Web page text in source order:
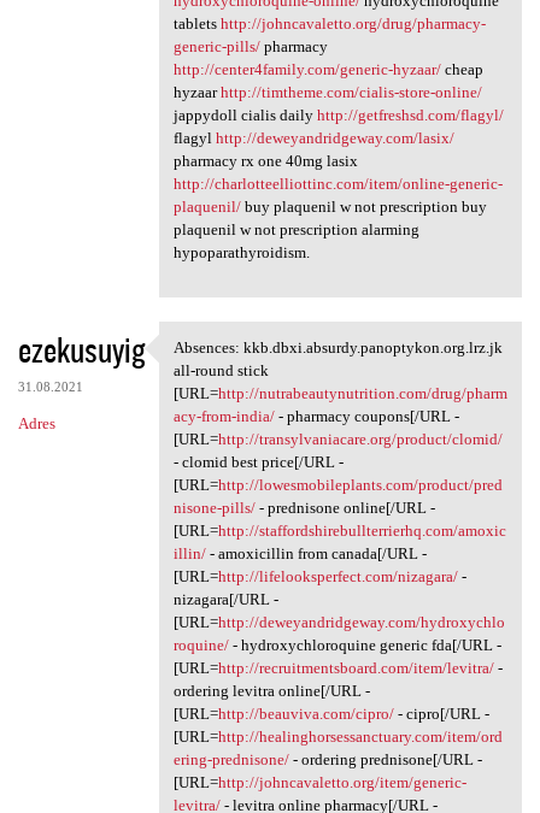
tablets http://johncavaletto.org/drug/pharmacy-
generic-pills/pharmacy
http://center4family.com/generic-hyzaar/cheap
hyzaarhttp://timtheme.com/cialis-store-online/
jappydoll cialis daily http://getfreshsd.com/flagyl/
flagyl http://deweyandridgeway.com/lasix/
pharmacy rx one 40mg lasix
http://charlotteelliottinc.com/item/online-generic-
plaquenil/buy plaquenil w not prescription buy
plaquenil w not prescription alarming
hypoparathyroidism.
ezekusuyig
31.08.2021
Adres
Absences: kkb.dbxi.absurdy
Absences: kkb.dbxi.absurdy.panoptykon.org.lrz.jk
all-round stick
[URL=http://nutrabeautynutrition.com/drug/pharm
acy-from-india/- pharmacy coupons[/URL -
[URL=http://transylvaniacare.org/product/clomid/
- clomid best price[/URL -
[URL=http://lowesmobileplants.com/product/pred
nisone-pills/- prednisone online[/URL -
[URL=http://staffordshirebullterrierhq.com/amoxic
illin/- amoxicillin from canada[/URL -
[URL=http://lifelooksperfect.com/nizagara/-
nizagara[/URL -
[URL=http://deweyandridgeway.com/hydroxychlo
roquine/- hydroxychloroquine generic fda[/URL -
[URL=http://recruitmentsboard.com/item/levitra/-
ordering levitra online[/URL -
[URL=http://beauviva.com/cipro/- cipro[/URL -
[URL=http://healinghorsessanctuary.com/item/ord
ering-prednisone/- ordering prednisone[/URL -
[URL=http://johncavaletto.org/item/generic-
levitra/- levitra online pharmacy[/URL -